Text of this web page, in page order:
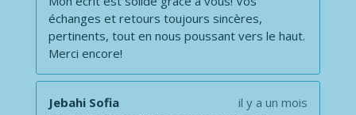
échanges et retours toujours sincères,
pertinents, tout en nous poussant vers le haut.
Merci encore!
Jebahi Sofia
il y a un mois